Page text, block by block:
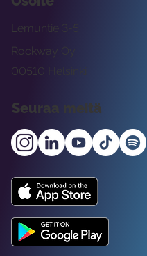
Rockway Oy
Lemuntie 3-5
00510 Helsinki
Seuraa meitä